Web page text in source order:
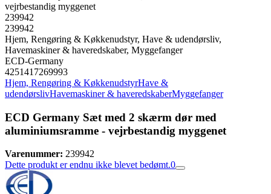
vejrbestandig myggenet
239942
239942
Hjem, Rengøring & Køkkenudstyr, Have & udendørsliv,
Havemaskiner & haveredskaber, Myggefanger
ECD-Germany
4251417269993
Hjem, Rengøring & KøkkenudstyrHave &
udendørslivHavemaskiner & haveredskaberMyggefanger
ECD Germany Sæt med 2 skærm dør med
aluminiumsramme - vejrbestandig myggenet
Varenummer: 239942
Dette produkt er endnu ikke blevet bedømt.0